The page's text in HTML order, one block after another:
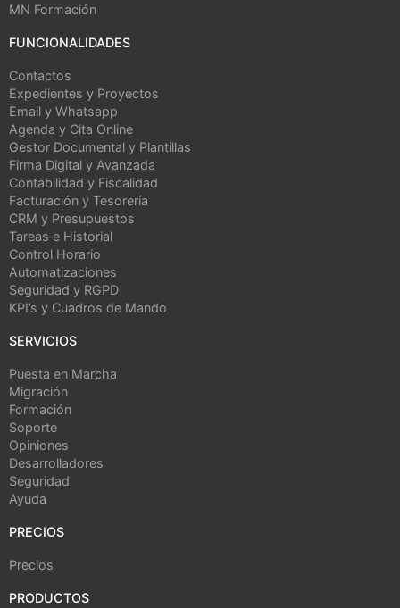
MN Formación
FUNCIONALIDADES
Contactos
Expedientes y Proyectos
Email y Whatsapp
Agenda y Cita Online
Gestor Documental y Plantillas
Firma Digital y Avanzada
Contabilidad y Fiscalidad
Facturación y Tesorería
CRM y Presupuestos
Tareas e Historial
Control Horario
Automatizaciones
Seguridad y RGPD
KPI’s y Cuadros de Mando
SERVICIOS
Puesta en Marcha
Migración
Formación
Soporte
Opiniones
Desarrolladores
Seguridad
Ayuda
PRECIOS
Precios
PRODUCTOS